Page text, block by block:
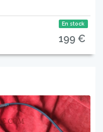
En stock
199 €